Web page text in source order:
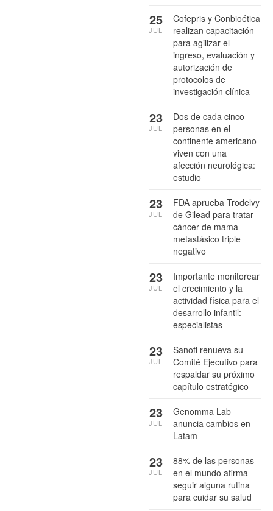
Cofepris y Conbioética
realizan capacitación
para agilizar el
ingreso, evaluación y
autorización de
protocolos de
investigación clínica
25
JUL
Dos de cada cinco
personas en el
continente americano
viven con una
afección neurológica:
estudio
23
JUL
FDA aprueba Trodelvy
de Gilead para tratar
cáncer de mama
metastásico triple
negativo
23
JUL
Importante monitorear
el crecimiento y la
actividad física para el
desarrollo infantil:
especialistas
23
JUL
Sanofi renueva su
Comité Ejecutivo para
respaldar su próximo
capítulo estratégico
23
JUL
Genomma Lab
anuncia cambios en
Latam
23
JUL
88% de las personas
en el mundo afirma
seguir alguna rutina
para cuidar su salud
23
JUL